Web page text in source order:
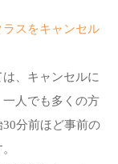
スをキャンセル
、キャンセルに
人でも多くの方
分前ほど事前の